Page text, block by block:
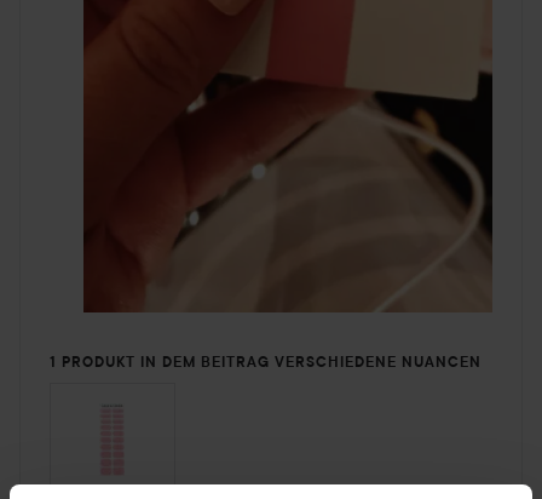
1 PRODUKT IN DEM BEITRAG VERSCHIEDENE NUANCEN